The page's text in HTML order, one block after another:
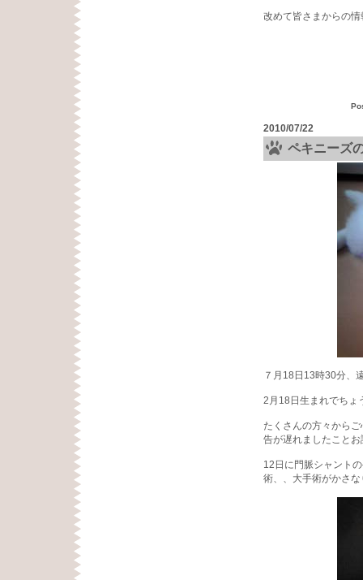
改めて皆さまからの
2010/07/22
ペキニーズ
７月18日13時30分、
2月18日生まれでちょ
たくさんの方々から
告が遅れましたこと
12日に門脈シャント
術、、大手術がかさ